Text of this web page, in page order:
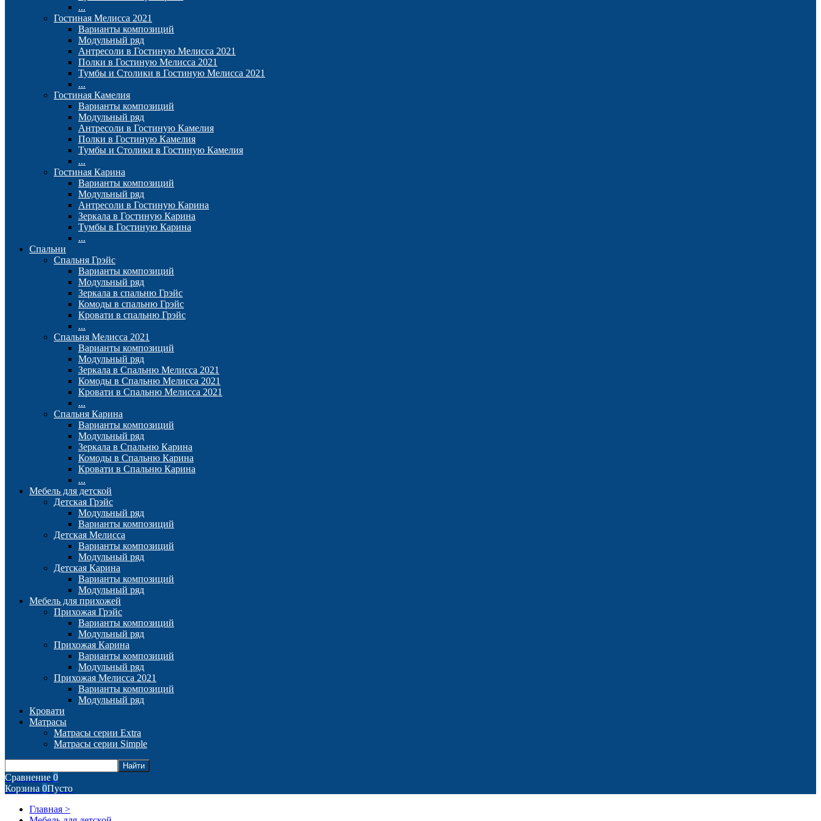
...
Гостиная Мелисса 2021
Варианты композиций
Модульный ряд
Антресоли в Гостиную Мелисса 2021
Полки в Гостиную Мелисса 2021
Тумбы и Столики в Гостиную Мелисса 2021
...
Гостиная Камелия
Варианты композиций
Модульный ряд
Антресоли в Гостиную Камелия
Полки в Гостиную Камелия
Тумбы и Столики в Гостиную Камелия
...
Гостиная Карина
Варианты композиций
Модульный ряд
Антресоли в Гостиную Карина
Зеркала в Гостиную Карина
Тумбы в Гостиную Карина
...
Спальни
Спальня Грэйс
Варианты композиций
Модульный ряд
Зеркала в спальню Грэйс
Комоды в спальню Грэйс
Кровати в спальню Грэйс
...
Спальня Мелисса 2021
Варианты композиций
Модульный ряд
Зеркала в Спальню Мелисса 2021
Комоды в Спальню Мелисса 2021
Кровати в Спальню Мелисса 2021
...
Спальня Карина
Варианты композиций
Модульный ряд
Зеркала в Спальню Карина
Комоды в Спальню Карина
Кровати в Спальню Карина
...
Мебель для детской
Детская Грэйс
Модульный ряд
Варианты композиций
Детская Мелисса
Варианты композиций
Модульный ряд
Детская Карина
Варианты композиций
Модульный ряд
Мебель для прихожей
Прихожая Грэйс
Варианты композиций
Модульный ряд
Прихожая Карина
Варианты композиций
Модульный ряд
Прихожая Мелисса 2021
Варианты композиций
Модульный ряд
Кровати
Матрасы
Матрасы серии Extra
Матрасы серии Simple
Сравнение 0
Корзина 0Пусто
Главная >